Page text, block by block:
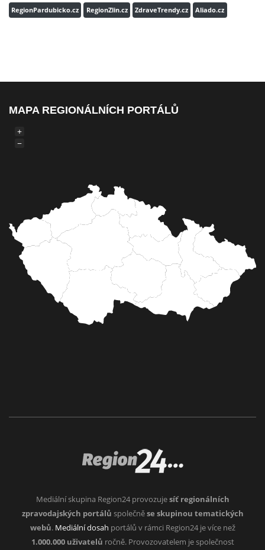
RegionPardubicko.cz RegionZlin.cz ZdraveTrendy.cz Aliado.cz
MAPA REGIONÁLNÍCH PORTÁLŮ
+
−
Mediální skupina Region24 provozujesíť regionálních
zpravodajských portálů společněse skupinou tematických
webů. Mediální dosah portálů v rámci Region24 je více než
1.000.000 uživatelů ročně. Provozovatelem je společnost